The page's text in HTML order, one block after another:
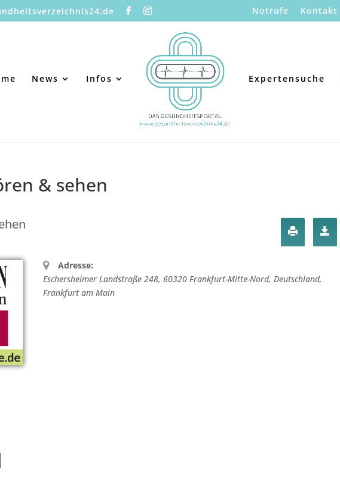
Notrufe Kontakt
News Infos Expertensuche
& sehen
Adresse:
Eschersheimer Landstraße 248, 60320 Frankfurt-Mitte-Nord, Deutschland,
Frankfurt am Main